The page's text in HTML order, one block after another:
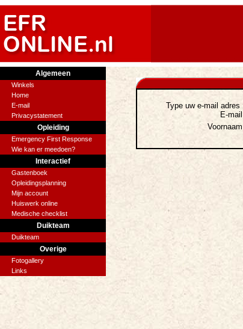
Algemeen
Winkels
Home
E-mail
Privacystatement
Opleiding
Emergency First Response
Wie kan er meedoen?
Interactief
Gastenboek
Opleidingsplanning
Mijn account
Huiswerk online
Medische checklist
Duikteam
Duikteam
Overige
Fotogallery
Links
Type uw e-mail adres
E-mail
Voornaam